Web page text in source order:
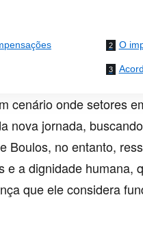
O
cenário onde setores
nova jornada,
Boulos, no entanto,
e a dignidade humana,
que ele considera